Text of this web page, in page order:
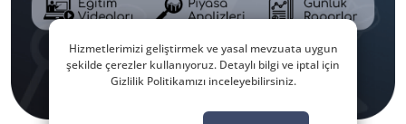
Hizmetlerimizi geliştirmek ve yasal mevzuata uygun
şekilde çerezler kullanıyoruz. Detaylı bilgi ve iptal için
Gizlilik Politikamızı inceleyebilirsiniz.